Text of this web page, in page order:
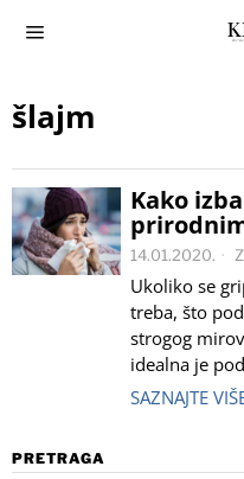
šlajm
Kako
14.01.2020.
Ukoliko se
treba, što
strogog
idealna je
SAZNAJTE
PRETRAGA